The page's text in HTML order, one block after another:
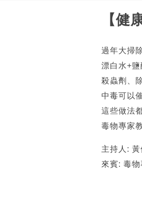
【健
過年大掃
漂白水+
殺蟲劑、
中毒可以
這些做法
毒物專家
主持人: 黃
來賓: 毒